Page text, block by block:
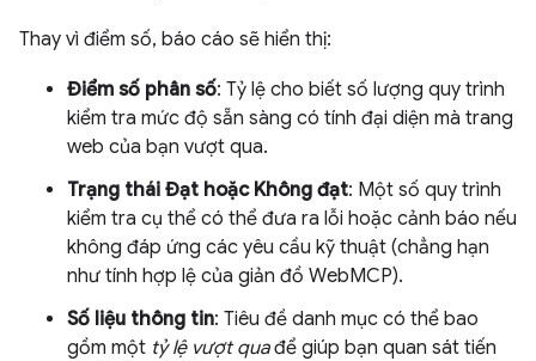
Thay vì điểm số, báo cáo sẽ hiển thị:
Điểm số phân số: Tỷ lệ cho biết số lượng quy trình
kiểm tra mức độ sẵn sàng có tính đại diện mà trang
web của bạn vượt qua.
Trạng thái Đạt hoặc Không đạt: Một số quy trình
kiểm tra cụ thể có thể đưa ra lỗi hoặc cảnh báo nếu
không đáp ứng các yêu cầu kỹ thuật (chẳng hạn
như tính hợp lệ của giản đồ WebMCP).
Số liệu thông tin: Tiêu đề danh mục có thể bao
gồm một tỷ lệ vượt quađể giúp bạn quan sát tiến